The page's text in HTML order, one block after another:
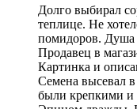
Долго выбирал
теплице. Не
помидоров. Душа
Продавец в
Картинка и
Семена высевал
были крепкими